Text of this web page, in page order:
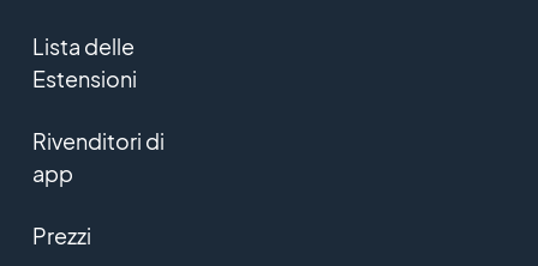
Lista delle
Estensioni
Rivenditori di
app
Prezzi